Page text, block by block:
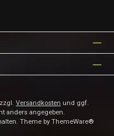
Versandkosten und ggf.
anders angegeben.
Theme by ThemeWare®